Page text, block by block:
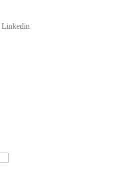
Linkedin